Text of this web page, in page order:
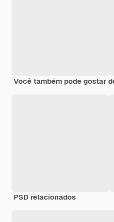
Você também pode gostar
PSD relacionados